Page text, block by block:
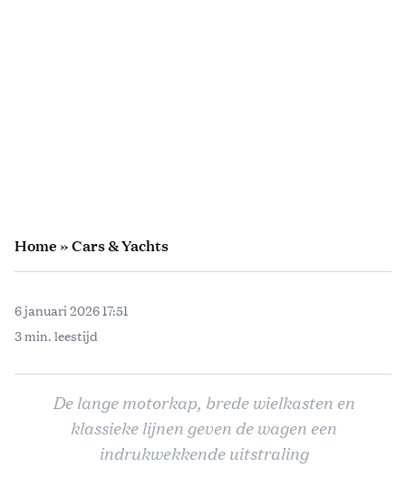
Home»Cars & Yachts
6 januari 2026 17:51
3 min. leestijd
De lange motorkap, brede wielkasten en
klassieke lijnen geven de wagen een
indrukwekkende uitstraling